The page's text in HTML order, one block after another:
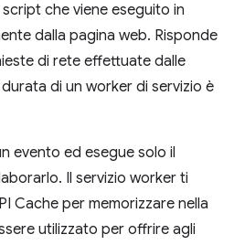
che viene eseguito in
dalla pagina web. Risponde
di rete effettuate dalle
di un worker di servizio è
evento ed esegue solo il
Il servizio worker ti
Cache per memorizzare nella
utilizzato per offrire agli